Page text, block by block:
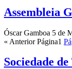
Assembleia
Óscar Gamboa 5 de
« Anterior Página1
Sociedade de